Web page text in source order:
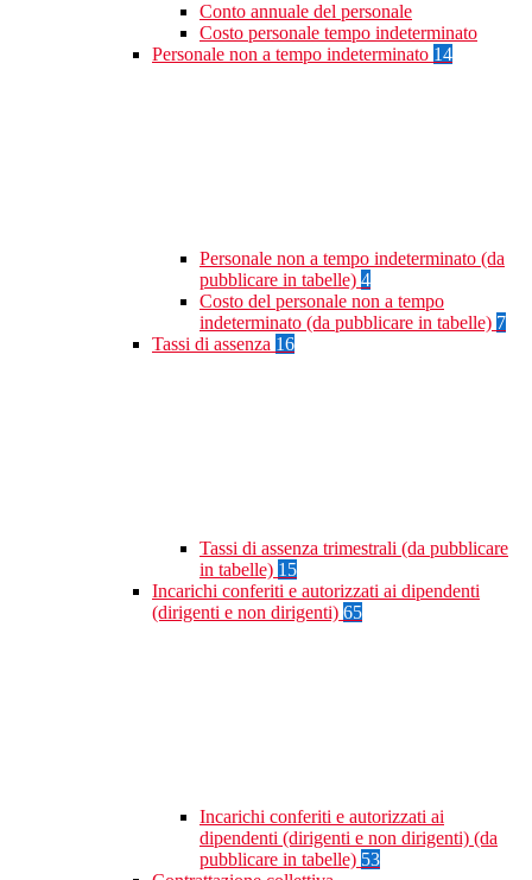
Conto annuale del personale
Costo personale tempo indeterminato
Personale non a tempo indeterminato 14
Personale non a tempo indeterminato (da
pubblicare in tabelle) 4
Costo del personale non a tempo
indeterminato (da pubblicare in tabelle) 7
Tassi di assenza 16
Tassi di assenza trimestrali (da pubblicare
in tabelle) 15
Incarichi conferiti e autorizzati ai dipendenti
(dirigenti e non dirigenti) 65
Incarichi conferiti e autorizzati ai
dipendenti (dirigenti e non dirigenti) (da
pubblicare in tabelle) 53